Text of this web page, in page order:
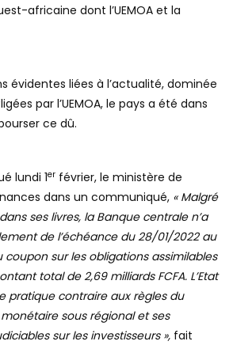
africaine dont l’UEMOA et la
évidentes liées à l’actualité, dominée
par l’UEMOA, le pays a été dans
ce dû.
lundi 1er février, le ministère de
dans un communiqué, « Malgré
ses livres, la Banque centrale n’a
de l’échéance du 28/01/2022 au
sur les obligations assimilables
total de 2,69 milliards FCFA. L’Etat
pratique contraire aux règles du
sous régional et ses
sur les investisseurs », fait